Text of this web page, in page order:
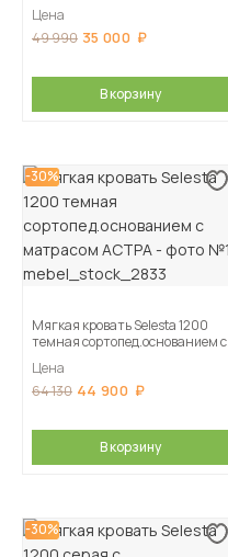
Цена
49 990 35 000
В корзину
-30%
Мягкая кровать Selesta 1200
темная сортопед.основанием с
Цена
64 130 44 900
В корзину
-30%